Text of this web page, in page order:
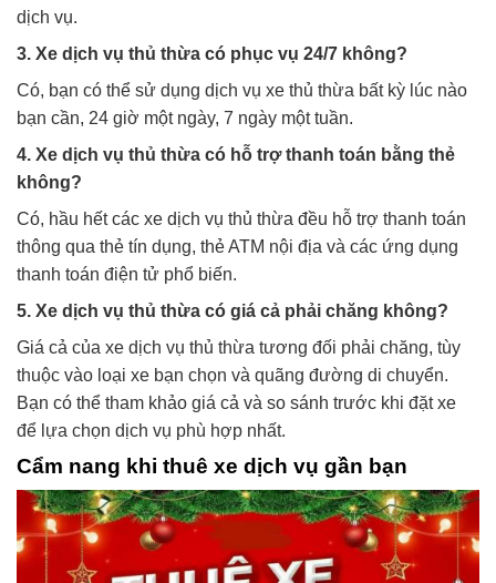
dịch vụ.
3. Xe dịch vụ thủ thừa có phục vụ 24/7 không?
Có, bạn có thể sử dụng dịch vụ xe thủ thừa bất kỳ lúc nào
bạn cần, 24 giờ một ngày, 7 ngày một tuần.
4. Xe dịch vụ thủ thừa có hỗ trợ thanh toán bằng thẻ
không?
Có, hầu hết các xe dịch vụ thủ thừa đều hỗ trợ thanh toán
thông qua thẻ tín dụng, thẻ ATM nội địa và các ứng dụng
thanh toán điện tử phổ biến.
5. Xe dịch vụ thủ thừa có giá cả phải chăng không?
Giá cả của xe dịch vụ thủ thừa tương đối phải chăng, tùy
thuộc vào loại xe bạn chọn và quãng đường di chuyển.
Bạn có thể tham khảo giá cả và so sánh trước khi đặt xe
để lựa chọn dịch vụ phù hợp nhất.
Cẩm nang khi thuê xe dịch vụ gần bạn